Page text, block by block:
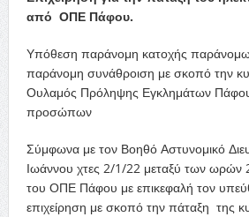
από ΟΠΕ Πάφου.
Υπόθεση παράνομη κατοχής
παράνομη συνάθροιση με σκοπό την
Ουλαμός Πρόληψης Εγκλημάτων Πάφου
προσώπων
Σύμφωνα με τον Βοηθό Αστυνομικό
Ιωάννου χτες 2/1/22 μεταξύ των ωρών
του ΟΠΕ Πάφου με επικεφαλή τον
επιχείρηση με σκοπό την πάταξη της